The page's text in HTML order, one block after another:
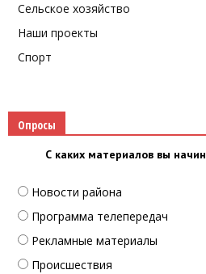
Сельское хозяйство
Наши проекты
Спорт
Опросы
С каких материалов вы
Новости района
Программа телепередач
Рекламные материалы
Происшествия